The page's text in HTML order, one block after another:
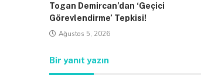
Togan Demircan’dan ‘Geçici
Görevlendirme’ Tepkisi!
Ağustos 5, 2026
Bir yanıt yazın